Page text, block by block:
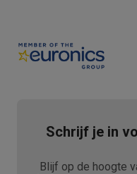
Schrijf je in
Blijf op de hoogte